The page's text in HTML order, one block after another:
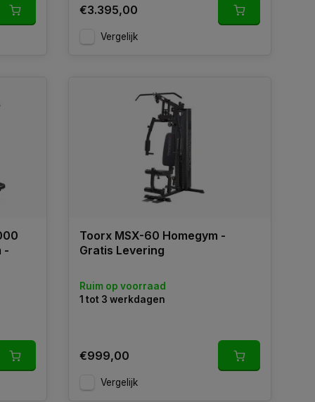
€3.395,00
Vergelijk
-
Toorx MSX-60 Homegym -
Gratis Levering
Ruim op voorraad
1 tot 3 werkdagen
€999,00
Vergelijk